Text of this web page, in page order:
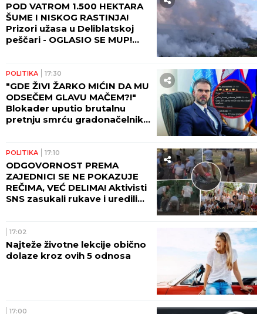
POD VATROM 1.500 HEKTARA
ŠUME I NISKOG RASTINJA!
Prizori užasa u Deliblatskoj
peščari - OGLASIO SE MUP!
POLITIKA 17:30
"GDE ŽIVI ŽARKO MIĆIN DA MU
ODSEČEM GLAVU MAČEM?!"
Blokader uputio brutalnu
pretnju smrću gradonačelniku
POLITIKA 17:10
ODGOVORNOST PREMA
ZAJEDNICI SE NE POKAZUJE
REČIMA, VEĆ DELIMA! Aktivisti
SNS zasukali rukave i uredili
17:02
Najteže životne lekcije obično
dolaze kroz ovih 5 odnosa
17:00